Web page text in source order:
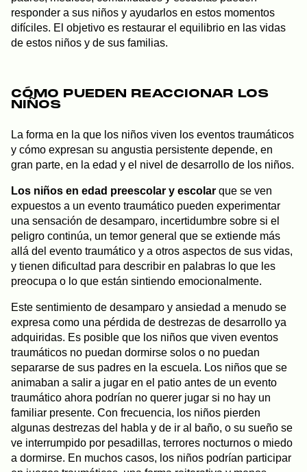
responder a sus niños y ayudarlos en estos momentos
difíciles. El objetivo es restaurar el equilibrio en las vidas
de estos niños y de sus familias.
CÓMO PUEDEN REACCIONAR LOS
NIÑOS
La forma en la que los niños viven los eventos traumáticos
y cómo expresan su angustia persistente depende, en
gran parte, en la edad y el nivel de desarrollo de los niños.
Los niños en edad preescolar y escolar que se ven
expuestos a un evento traumático pueden experimentar
una sensación de desamparo, incertidumbre sobre si el
peligro continúa, un temor general que se extiende más
allá del evento traumático y a otros aspectos de sus vidas,
y tienen dificultad para describir en palabras lo que les
preocupa o lo que están sintiendo emocionalmente.
Este sentimiento de desamparo y ansiedad a menudo se
expresa como una pérdida de destrezas de desarrollo ya
adquiridas. Es posible que los niños que viven eventos
traumáticos no puedan dormirse solos o no puedan
separarse de sus padres en la escuela. Los niños que se
animaban a salir a jugar en el patio antes de un evento
traumático ahora podrían no querer jugar si no hay un
familiar presente. Con frecuencia, los niños pierden
algunas destrezas del habla y de ir al baño, o su sueño se
ve interrumpido por pesadillas, terrores nocturnos o miedo
a dormirse. En muchos casos, los niños podrían participar